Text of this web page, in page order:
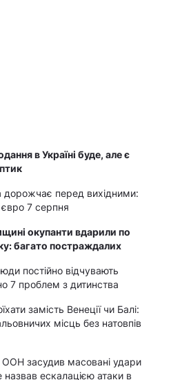
в Україні буде, але є
дорожчає перед вихідними:
7 серпня
окупанти вдарили по
багато постраждалих
постійно відчувають
7 проблем з дитинства
замість Венеції чи Балі:
місць без натовпів
ООН засудив масовані удари
назвав ескалацією атаки в